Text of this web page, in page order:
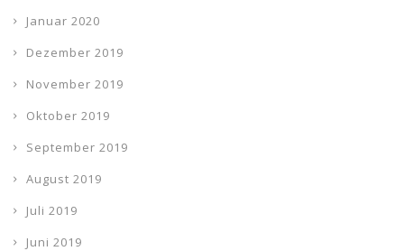
Januar 2020
Dezember 2019
November 2019
Oktober 2019
September 2019
August 2019
Juli 2019
Juni 2019